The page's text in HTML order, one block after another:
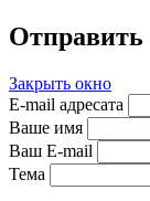
Отправить
Закрыть окно
E-mail адресата
Ваше имя
Ваш E-mail
Тема